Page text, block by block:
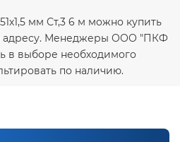
мм Ст,3 6 м можно купить
адресу. Менеджеры ООО "ПКФ
в выборе необходимого
по наличию.